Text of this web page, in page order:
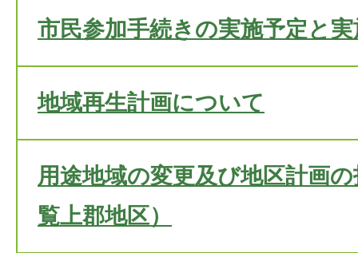
市民参加手続きの実施予定と
地域再生計画について
用途地域の変更及び地区計画
覧上郡地区）